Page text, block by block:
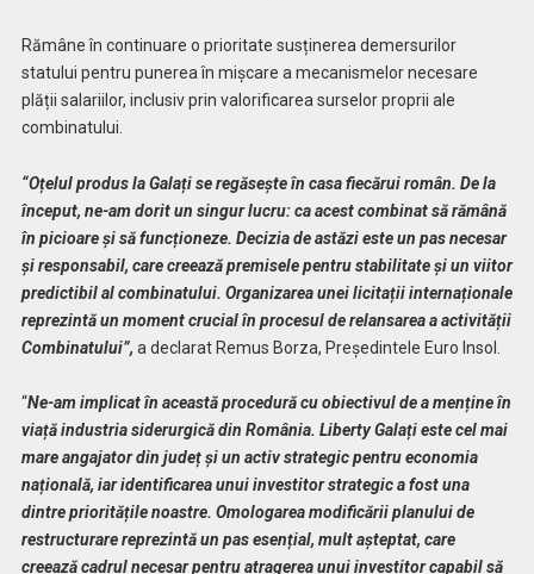
Rămâne în continuare o prioritate susținerea demersurilor
statului pentru punerea în mișcare a mecanismelor necesare
plății salariilor, inclusiv prin valorificarea surselor proprii ale
combinatului.
“Oțelul produs la Galați se regăsește în casa fiecărui român. De la
început, ne-am dorit un singur lucru: ca acest combinat să rămână
în picioare și să funcționeze. Decizia de astăzi este un pas necesar
și responsabil, care creează premisele pentru stabilitate și un viitor
predictibil al combinatului. Organizarea unei licitații internaționale
reprezintă un moment crucial în procesul de relansarea a activității
Combinatului”, a declarat Remus Borza, Președintele Euro Insol.
“Ne-am implicat în această procedură cu obiectivul de a menține în
viață industria siderurgică din România. Liberty Galați este cel mai
mare angajator din județ și un activ strategic pentru economia
națională, iar identificarea unui investitor strategic a fost una
dintre prioritățile noastre. Omologarea modificării planului de
restructurare reprezintă un pas esențial, mult așteptat, care
creează cadrul necesar pentru atragerea unui investitor capabil să